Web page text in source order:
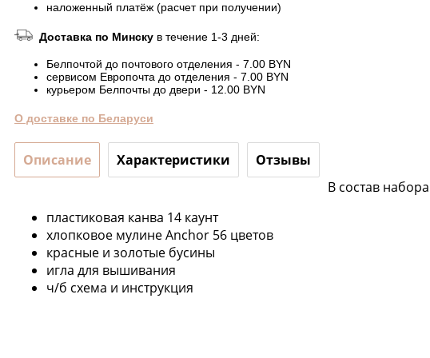
наложенный платёж (расчет при получении)
Доставка по Минску в течение 1-3 дней:
Белпочтой до почтового отделения - 7.00 BYN
сервисом Европочта до отделения - 7.00 BYN
курьером Белпочты до двери - 12.00 BYN
О доставке по Беларуси
Описание Характеристики Отзывы
В состав
пластиковая канва 14 каунт
хлопковое мулине Anchor 56 цветов
красные и золотые бусины
игла для вышивания
ч/б схема и инструкция